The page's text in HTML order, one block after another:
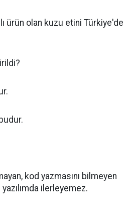
ürün olan kuzu etini Türkiye'de
kod yazmasını bilmeyen
ilerleyemez.